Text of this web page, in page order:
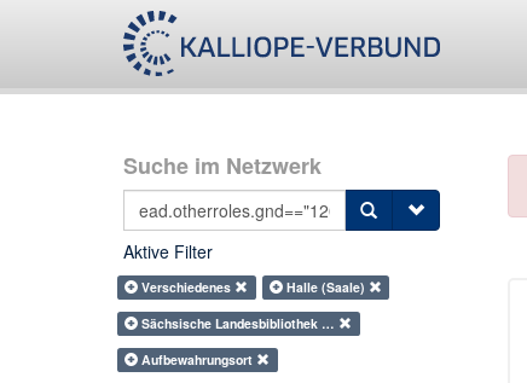
Suche im Netzwerk
Aktive Filter
Verschiedenes
Halle (Saale)
Sächsische Landesbibliothek …
Aufbewahrungsort